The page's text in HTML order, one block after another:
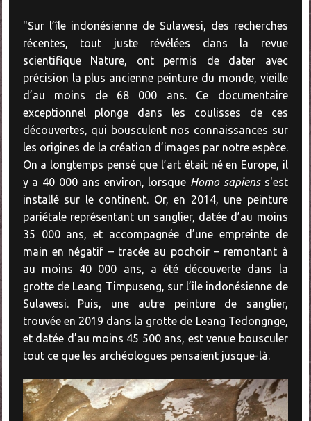
"Sur l’île indonésienne de Sulawesi, des recherches
récentes, tout juste révélées dans la revue
scientifique Nature, ont permis de dater avec
précision la plus ancienne peinture du monde, vieille
d’au moins de 68 000 ans. Ce documentaire
exceptionnel plonge dans les coulisses de ces
découvertes, qui bousculent nos connaissances sur
les origines de la création d’images par notre espèce.
On a longtemps pensé que l’art était né en Europe, il
y a 40 000 ans environ, lorsque Homo sapienss'est
installé sur le continent. Or, en 2014, une peinture
pariétale représentant un sanglier, datée d’au moins
35 000 ans, et accompagnée d’une empreinte de
main en négatif – tracée au pochoir – remontant à
au moins 40 000 ans, a été découverte dans la
grotte de Leang Timpuseng, sur l’île indonésienne de
Sulawesi. Puis, une autre peinture de sanglier,
trouvée en 2019 dans la grotte de Leang Tedongnge,
et datée d’au moins 45 500 ans, est venue bousculer
tout ce que les archéologues pensaient jusque-là.